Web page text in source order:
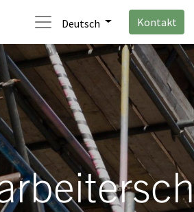
Deutsch Kontakt